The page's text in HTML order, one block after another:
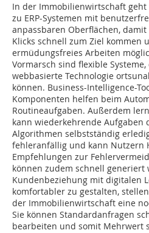
In der Immobilienwirtschaft
zu ERP-Systemen mit
anpassbaren Oberflächen,
Klicks schnell zum Ziel kommen
ermüdungsfreies Arbeiten
Vormarsch sind flexible
webbasierte Technologie
können. Business-Intelligence-
Komponenten helfen beim
Routineaufgaben. Außerdem
kann wiederkehrende Aufgaben
Algorithmen selbstständig
fehleranfällig und kann Nutzern
Empfehlungen zur
können zudem schnell
Kundenbeziehung mit digitalen
komfortabler zu gestalten,
der Immobilienwirtschaft eine
Sie können Standardanfragen
bearbeiten und somit Mehrwert